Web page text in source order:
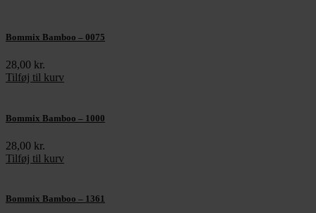
Bommix Bamboo – 0075
28,00 kr.
Tilføj til kurv
Bommix Bamboo – 1000
28,00 kr.
Tilføj til kurv
Bommix Bamboo – 1361